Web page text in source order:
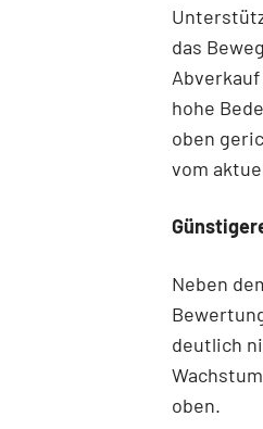
das
hohe
oben
vom
Neben
deutlich
oben.